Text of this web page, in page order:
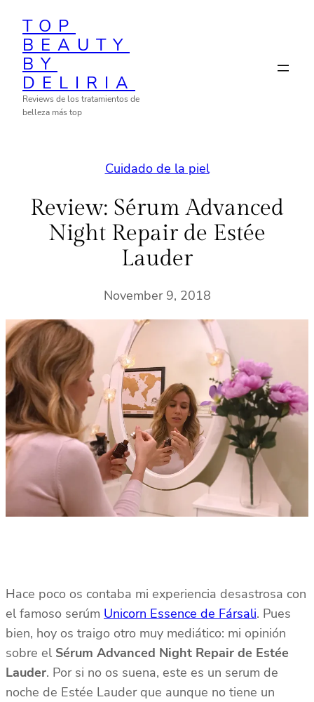
content
TOP
BEAUTY
BY
DELIRIA
Reviews de los tratamientos de
belleza más top
Cuidado de la piel
Review: Sérum Advanced
Night Repair de Estée
Lauder
November 9, 2018
Hace poco os contaba mi experiencia desastrosa con
el famoso serúm Unicorn Essence de Fársali. Pues
bien, hoy os traigo otro muy mediático: mi opinión
sobre el Sérum Advanced Night Repair de Estée
Lauder. Por si no os suena, este es un serum de
noche de Estée Lauder que aunque no tiene un